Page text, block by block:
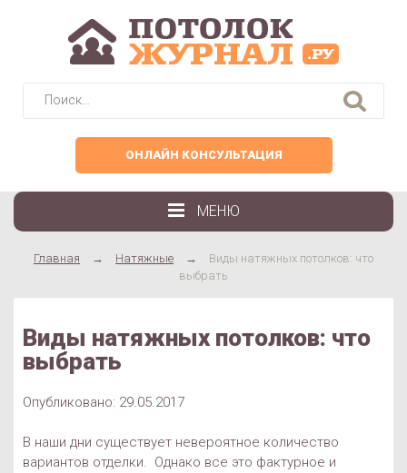
Найти:
ОНЛАЙН КОНСУЛЬТАЦИЯ
МЕНЮ
Главная → Натяжные →
Виды натяжных потолков: что
выбрать
Виды натяжных потолков: что
выбрать
Опубликовано: 29.05.2017
В наши дни существует невероятное количество
вариантов отделки. Однако все это фактурное и